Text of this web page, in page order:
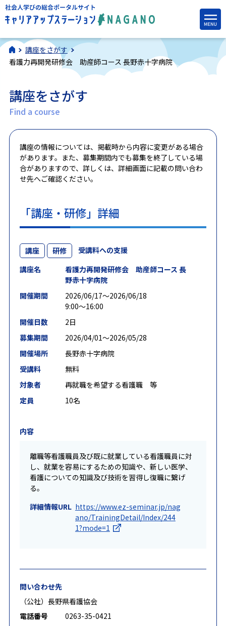
講座をさがす
看護力再開発研修会 助産師コース 長野赤十字病院
講座をさがす
Find a course
講座の情報については、掲載時から内容に変更がある場合
があります。また、募集期間内でも募集を終了している場
合がありますので、詳しくは、詳細画面に記載の問い合わ
せ先へご確認ください。
「講座・研修」詳細
講座 研修
受講料への支援
講座名
看護力再開発研修会 助産師コース 長
野赤十字病院
開催期間
2026/06/17〜2026/06/18
9:00～16:00
開催日数
2日
募集期間
2026/04/01〜2026/05/28
開催場所
長野赤十字病院
受講料
無料
対象者
再就職を希望する看護職 等
定員
10名
内容
離職等看護職員及び既に就業している看護職員に対
し、就業を容易にするための知識や、新しい医学、
看護についての知識及び技術を習得し復職に繋げ
る。
詳細情報URL https://www.ez-seminar.jp/nag
ano/TrainingDetail/Index/244
1?mode=1
問い合わせ先
（公社）長野県看護協会
電話番号
0263-35-0421